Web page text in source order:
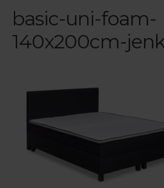
Kassa
Jenkkisängyn ostajan opas
Blogi – Jenkkisänky
basic-uni-foam-
140x200cm-